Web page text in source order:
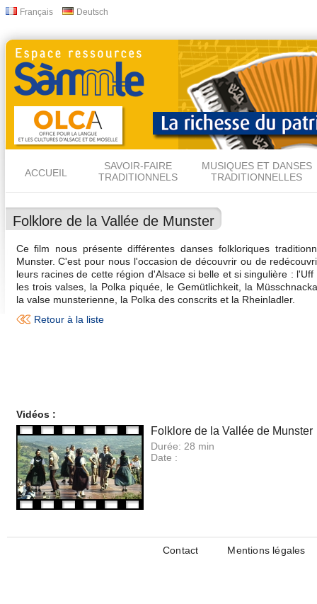
Français Deutsch
ACCUEIL
SAVOIR-FAIRE
TRADITIONNELS
MUSIQUES ET DANSES
TRADITIONNELLES
Folklore de la Vallée de Munster
Ce film nous présente différentes danses folkloriques
Munster. C'est pour nous l'occasion de découvrir ou de
leurs racines de cette région d'Alsace si belle et si singulière :
les trois valses, la Polka piquée, le Gemütlichkeit, la
la valse munsterienne, la Polka des conscrits et la Rheinladler.
Retour à la liste
Vidéos :
Folklore de la Vallée de Munster
Durée: 28 min
Date :
Contact Mentions légales